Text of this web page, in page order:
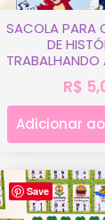
SACOLA PARA
DE
R$
Adicionar
Save